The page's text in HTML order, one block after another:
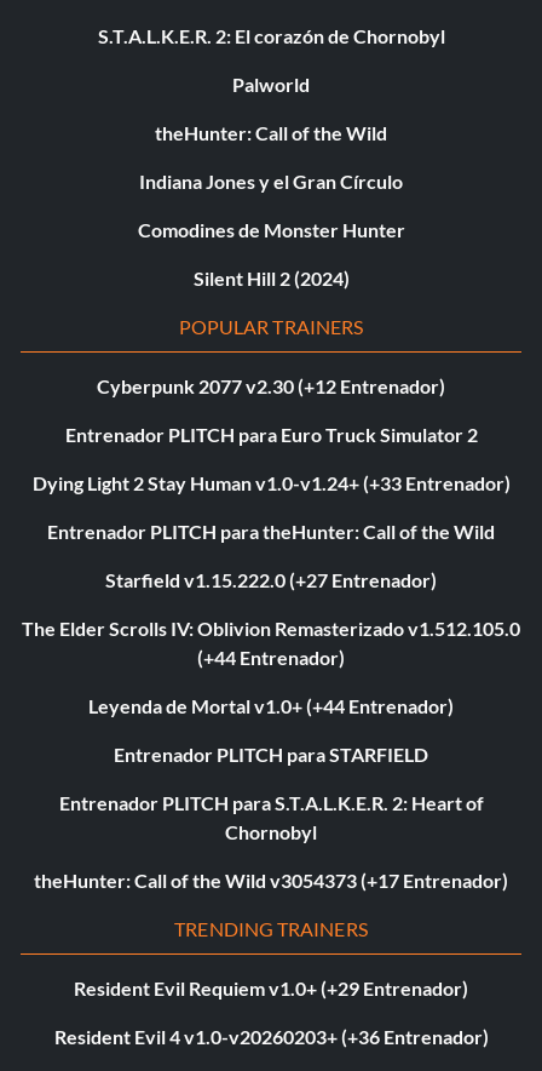
S.T.A.L.K.E.R. 2: El corazón de Chornobyl
Palworld
theHunter: Call of the Wild
Indiana Jones y el Gran Círculo
Comodines de Monster Hunter
Silent Hill 2 (2024)
POPULAR TRAINERS
Cyberpunk 2077 v2.30 (+12 Entrenador)
Entrenador PLITCH para Euro Truck Simulator 2
Dying Light 2 Stay Human v1.0-v1.24+ (+33 Entrenador)
Entrenador PLITCH para theHunter: Call of the Wild
Starfield v1.15.222.0 (+27 Entrenador)
The Elder Scrolls IV: Oblivion Remasterizado v1.512.105.0
(+44 Entrenador)
Leyenda de Mortal v1.0+ (+44 Entrenador)
Entrenador PLITCH para STARFIELD
Entrenador PLITCH para S.T.A.L.K.E.R. 2: Heart of
Chornobyl
theHunter: Call of the Wild v3054373 (+17 Entrenador)
TRENDING TRAINERS
Resident Evil Requiem v1.0+ (+29 Entrenador)
Resident Evil 4 v1.0-v20260203+ (+36 Entrenador)